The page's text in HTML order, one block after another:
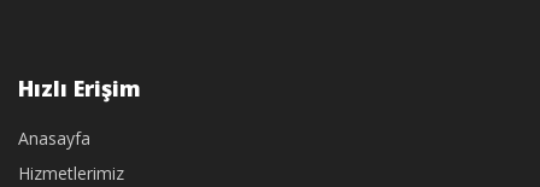
Hızlı Erişim
Anasayfa
Hizmetlerimiz